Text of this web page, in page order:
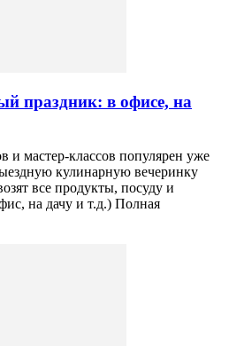
праздник: в офисе, на
и мастер-классов популярен уже
кулинарную вечеринку
все продукты, посуду и
на дачу и т.д.) Полная